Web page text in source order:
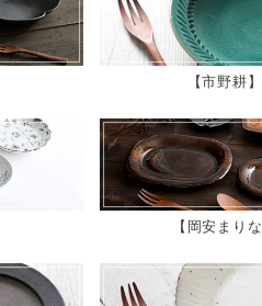
市野耕
岡安まりな